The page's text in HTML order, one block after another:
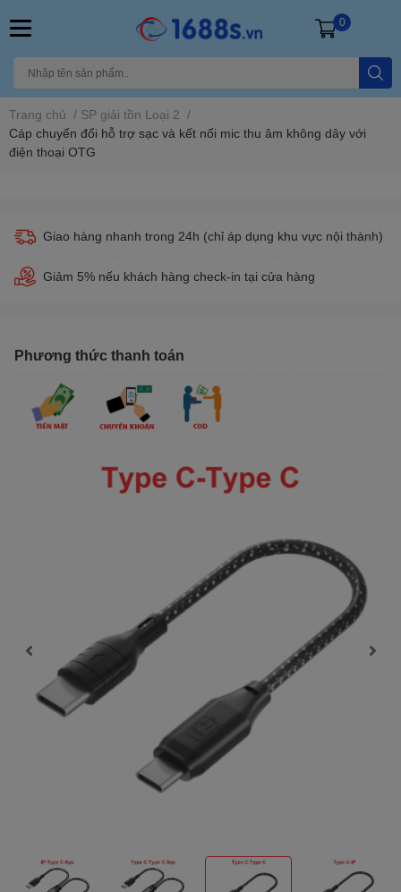
0
Trang chủ / SP giải tồn Loại 2 /
Cáp chuyển đổi hỗ trợ sạc và kết nối mic thu âm không dây với
điện thoại OTG
Giao hàng nhanh trong 24h (chỉ áp dụng khu vực nội thành)
Giảm 5% nếu khách hàng check-in tại cửa hàng
Phương thức thanh toán